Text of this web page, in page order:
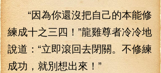
“因為你還沒把自己的本能修
練成十之三四！”龍雞尊者冷冷地
說道：“立即滾回去閉關。不修練
成功，就別想出來！”